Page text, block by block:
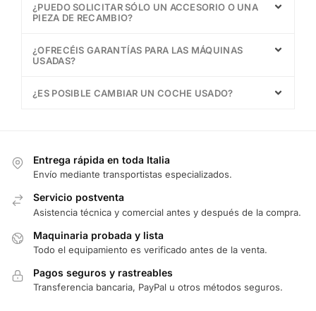
¿PUEDO SOLICITAR SÓLO UN ACCESORIO O UNA
PIEZA DE RECAMBIO?
¿OFRECÉIS GARANTÍAS PARA LAS MÁQUINAS
USADAS?
¿ES POSIBLE CAMBIAR UN COCHE USADO?
Entrega rápida en toda Italia
Envío mediante transportistas especializados.
Servicio postventa
Asistencia técnica y comercial antes y después de la compra.
Maquinaria probada y lista
Todo el equipamiento es verificado antes de la venta.
Pagos seguros y rastreables
Transferencia bancaria, PayPal u otros métodos seguros.